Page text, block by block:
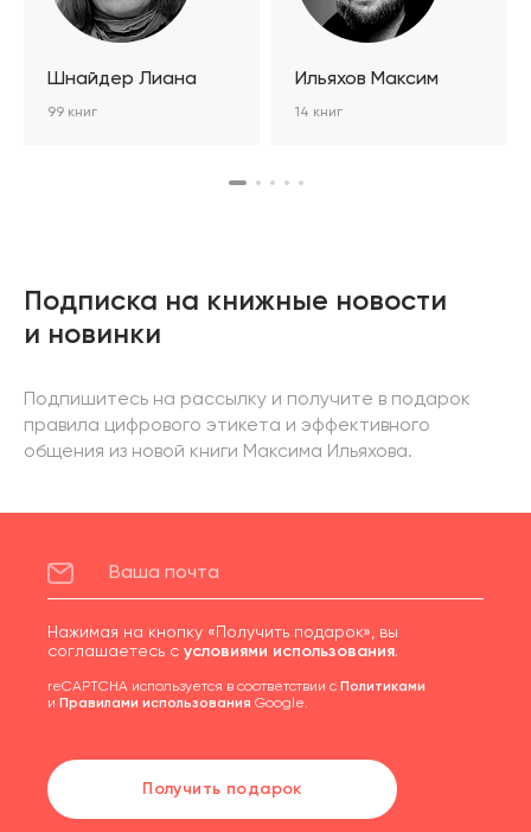
Шнайдер Лиана
99 книг
Ильяхов Максим
14 книг
Подписка на книжные новости
и новинки
Подпишитесь на рассылку и получите в подарок
правила цифрового этикета и эффективного
общения из новой книги Максима Ильяхова.
Нажимая на кнопку «Получить подарок», вы
соглашаетесь с условиями использования.
reCAPTCHA используется в соответствии с Политиками
и Правилами использования Google.
Получить подарок